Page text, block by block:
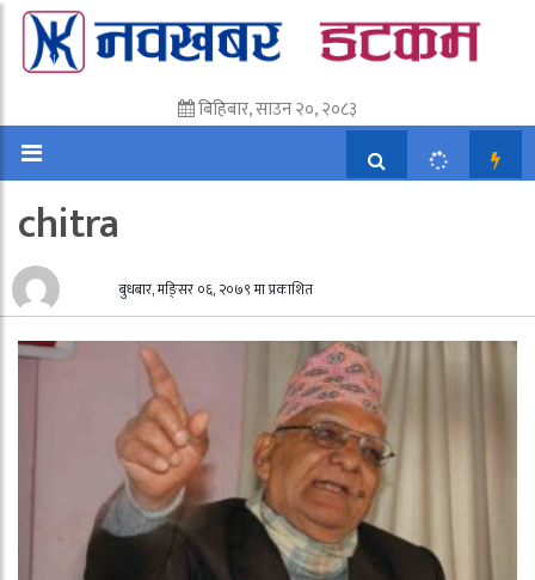
बिहिबार, साउन २०, २०८३
chitra
बुधबार, मङि्सर ०६, २०७९ मा प्रकाशित